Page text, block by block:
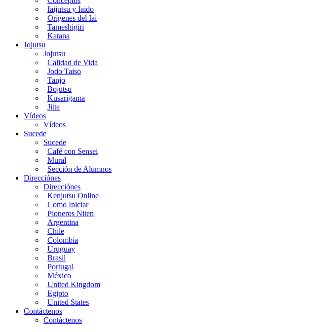
Iaijutsu y Iaido
Orígenes del Iai
Tameshigiri
Katana
Jojutsu
Jojutsu
Calidad de Vida
Jodo Taiso
Tanjo
Bojutsu
Kusarigama
Jitte
Vídeos
Vídeos
Sucede
Sucede
Café con Sensei
Mural
Sección de Alumnos
Direcciónes
Direcciónes
Kenjutsu Online
Como Iniciar
Pioneros Niten
Argentina
Chile
Colombia
Uruguay
Brasil
Portugal
México
United Kingdom
Egipto
United States
Contáctenos
Contáctenos